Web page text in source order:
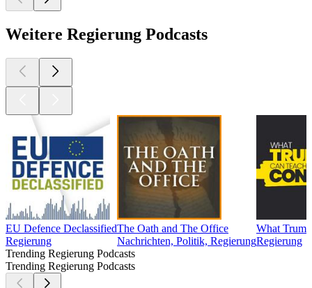
Weitere Regierung Podcasts
EU Defence Declassified
Regierung
The Oath and The Office
Nachrichten, Politik, Regierung
What
Regierung
Trending Regierung Podcasts
Trending Regierung Podcasts